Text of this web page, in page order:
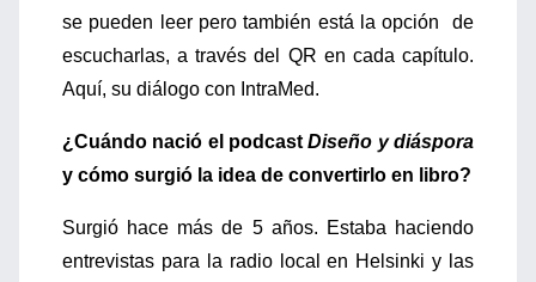
se pueden leer pero también está la opción
de
escucharlas, a través del QR en cada capítulo.
Aquí, su diálogo con IntraMed.
¿Cuándo nació el podcastDiseño y diáspora
y cómo surgió la idea de convertirlo en libro?
Surgió hace más de 5 años. Estaba haciendo
entrevistas para la radio local en Helsinki y las